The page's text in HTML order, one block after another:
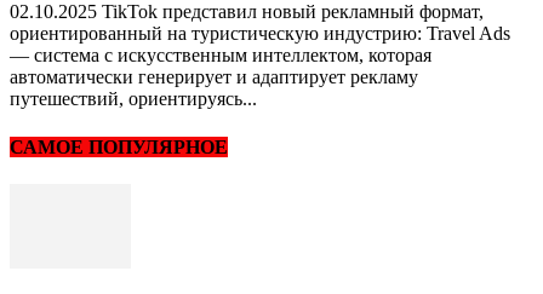
02.10.2025 TikTok представил новый рекламный формат,
ориентированный на туристическую индустрию: Travel Ads
— система с искусственным интеллектом, которая
автоматически генерирует и адаптирует рекламу
путешествий, ориентируясь...
САМОЕ ПОПУЛЯРНОЕ